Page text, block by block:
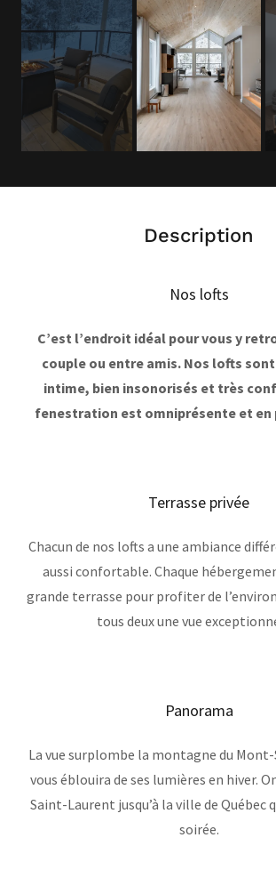
Description
Nos lofts
C’est l’endroit idéal pour vous y
couple ou entre amis. Nos lofts
intime, bien insonorisés et très
fenestration est omniprésente et en
Terrasse privée
Chacun de nos lofts a une ambiance
aussi confortable. Chaque
grande terrasse pour profiter de
tous deux une vue
Panorama
La vue surplombe la montagne du
vous éblouira de ses lumières en hiver.
Saint-Laurent jusqu’à la ville de Québec
soirée.